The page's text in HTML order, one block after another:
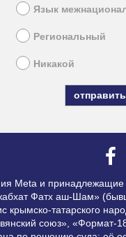
Язык
Региональный
Никакой
Meta и
Фатх аш-Шам»
татарского
союз», «Формат-